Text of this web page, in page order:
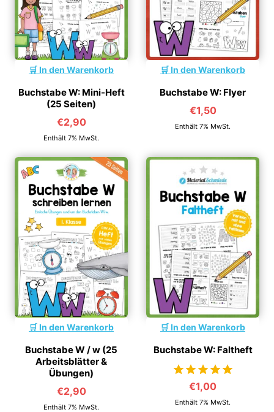
In den Warenkorb
Buchstabe W: Mini-Heft
(25 Seiten)
€2,90
Enthält 7% MwSt.
In den Warenkorb
Buchstabe W: Flyer
€1,50
Enthält 7% MwSt.
In den Warenkorb
Buchstabe W / w (25
Arbeitsblätter &
Übungen)
€2,90
Enthält 7% MwSt.
In den Warenkorb
Buchstabe W: Faltheft
von 5
€1,00
Enthält 7% MwSt.